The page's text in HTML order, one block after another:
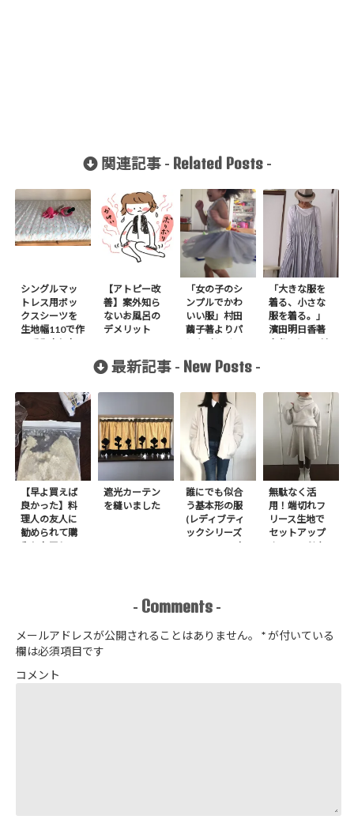
関連記事 - Related Posts-
シングルマッ
トレス用ボッ
クスシーツを
生地幅110で作
ってみました
【アトピー改
善】案外知ら
ないお風呂の
デメリット
「女の子のシ
ンプルでかわ
いい服」村田
繭子著よりパ
ンツインチュ
を作りました
「大きな服を
着る、小さな
服を着る。」
濱田明日香著
よりJノースリ
最新記事 - New Posts -
【早よ買えば
良かった】料
理人の友人に
勧められて購
入したアレ
遮光カーテン
を縫いました
誰にでも似合
う基本形の服
(レディブティ
ックシリーズ
no.8272) か
アップジャケ
ットを作りま
無駄なく活
用！端切れフ
リース生地で
セットアップ
＋スヌードを1
- Comments -
メールアドレスが公開されることはありません。 *が付いている
欄は必須項目です
コメント